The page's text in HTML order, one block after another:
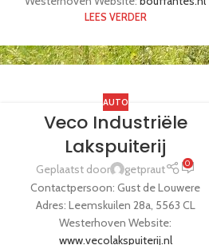
LEES VERDER
AUTO
Veco Industriële
Lakspuiterij
Geplaatst door getpraut 0
Contactpersoon: Gust de Louwere
Adres: Leemskuilen 28a, 5563 CL
Westerhoven Website:
www.vecolakspuiterij.nl